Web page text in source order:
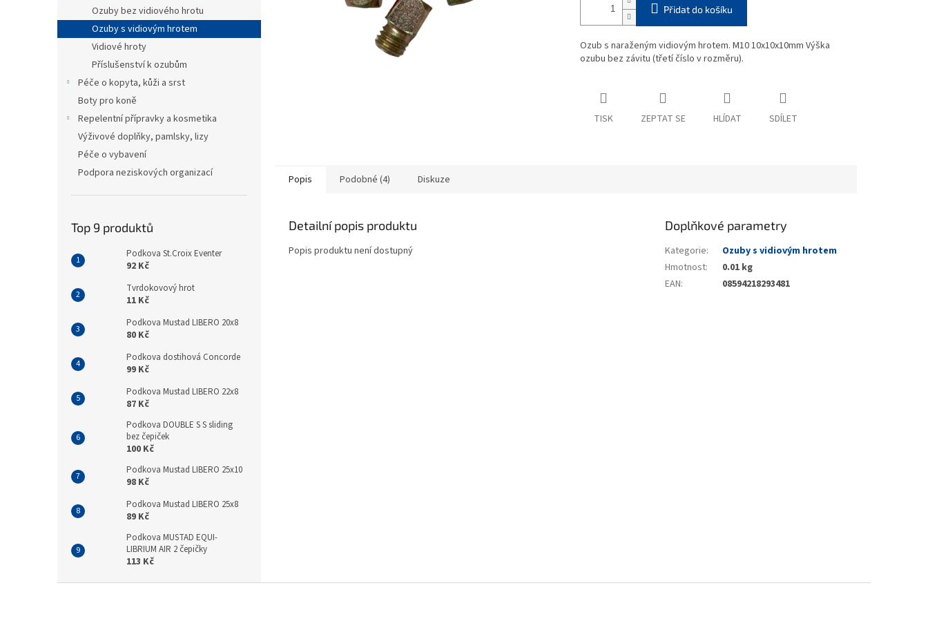
e
l
Ozuby bez vidiového hrotu
Ozuby s vidiovým hrotem
Vidiové hroty
Příslušenství k ozubům
Péče o kopyta, kůži a srst
Boty pro koně
Repelentní přípravky a kosmetika
Výživové doplňky, pamlsky, lizy
Péče o vybavení
Podpora neziskových organizací
Top 9 produktů
Podkova St.Croix Eventer
92 Kč
Tvrdokovový hrot
11 Kč
Podkova Mustad LIBERO 20x8
80 Kč
Podkova dostihová Concorde
99 Kč
Podkova Mustad LIBERO 22x8
87 Kč
Podkova DOUBLE S S sliding
bez čepiček
100 Kč
Podkova Mustad LIBERO 25x10
98 Kč
Podkova Mustad LIBERO 25x8
89 Kč
Podkova MUSTAD EQUI-
LIBRIUM AIR 2 čepičky
113 Kč
Přidat do košíku
Ozub s naraženým vidiovým hrotem. M10 10x10x10mm Výška
ozubu bez závitu (třetí číslo v rozměru).
TISK ZEPTAT SE HLÍDAT SDÍLET
Popis Podobné (4) Diskuze
Detailní popis produktu
Popis produktu není dostupný
Doplňkové parametry
Kategorie:
Ozuby s vidiovým hrotem
Hmotnost:
0.01 kg
EAN: 08594218293481